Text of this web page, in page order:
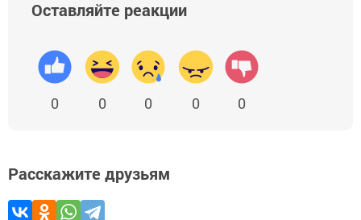
Оставляйте реакции
0 0 0 0 0
Расскажите друзьям